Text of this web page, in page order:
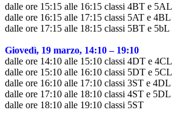
dalle ore 15:15 alle 16:15 classi 4BT e 5AL
dalle ore 16:15 alle 17:15 classi 5AT e 4BL
dalle ore 17:15 alle 18:15 classi 5BT e 5bL
Giovedì, 19 marzo, 14:10 – 19:10
dalle ore 14:10 alle 15:10 classi 4DT e 4CL
dalle ore 15:10 alle 16:10 classi 5DT e 5CL
dalle ore 16:10 alle 17:10 classi 3ST e 4DL
dalle ore 17:10 alle 18:10 classi 4ST e 5DL
dalle ore 18:10 alle 19:10 classi 5ST